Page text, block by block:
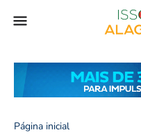
Página inicial